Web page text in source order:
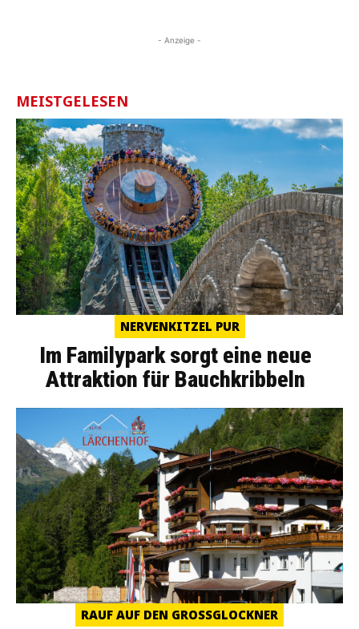
- Anzeige -
MEISTGELESEN
NERVENKITZEL PUR
Im Familypark sorgt eine neue
Attraktion für Bauchkribbeln
RAUF AUF DEN GROSSGLOCKNER